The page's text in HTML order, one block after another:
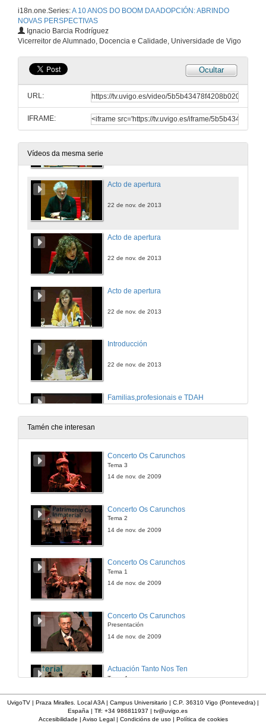
i18n.one.Series:A 10 ANOS DO BOOM DA ADOPCIÓN: ABRINDO
NOVAS PERSPECTIVAS
Ignacio Barcia Rodríguez
Vicerreitor de Alumnado, Docencia e Calidade, Universidade de Vigo
Ocultar
URL:
IFRAME:
Vídeos da mesma serie
Acto de apertura. Intervención de Diana Marre
Acto de apertura
22 de nov. de 2013
Acto de apertura
22 de nov. de 2013
Acto de apertura
22 de nov. de 2013
Introducción
22 de nov. de 2013
Familias,profesionais e TDAH
22 de nov. de 2013
Tamén che interesan
Concerto Os Carunchos
Tema 3
14 de nov. de 2009
Concerto Os Carunchos
Tema 2
14 de nov. de 2009
Concerto Os Carunchos
Tema 1
14 de nov. de 2009
Concerto Os Carunchos
Presentación
14 de nov. de 2009
Actuación Tanto Nos Ten
Tema 4
UvigoTV | Praza Miralles. Local A3A | Campus Universitario | C.P. 36310 Vigo (Pontevedra) |
España | Tlf: +34 986811937 | tv@uvigo.es
Accesibilidade | Aviso Legal| Condicións de uso| Política de cookies